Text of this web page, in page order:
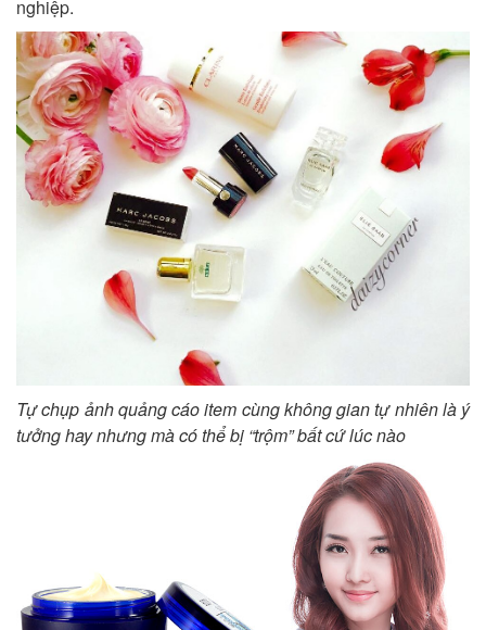
nghiệp.
Tự chụp ảnh quảng cáo item cùng không gian tự nhiên là ý
tưởng hay nhưng mà có thể bị “trộm” bất cứ lúc nào